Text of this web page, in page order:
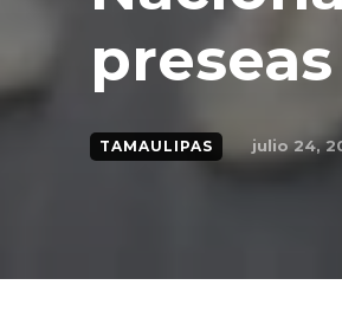
TAMAULIPAS julio 24,